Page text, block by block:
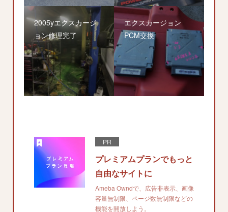
2005yエクスカージ
ョン修理完了
エクスカージョン
PCM交換
PR
プレミアムプランでもっと
自由なサイトに
Ameba Owndで、広告非表示、画像
容量無制限、ページ数無制限などの
機能を開放しよう。